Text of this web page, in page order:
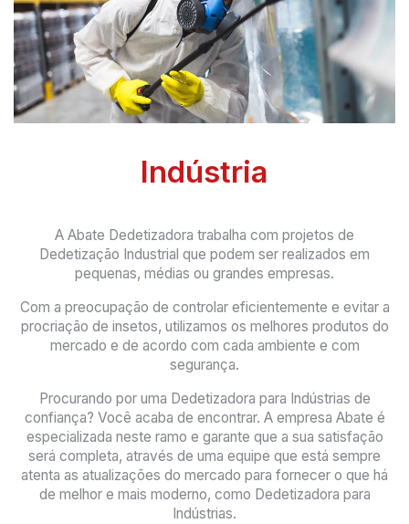
Indústria
A Abate Dedetizadora trabalha com projetos de
Dedetização Industrial que podem ser realizados em
pequenas, médias ou grandes empresas.
Com a preocupação de controlar eficientemente e evitar a
procriação de insetos, utilizamos os melhores produtos do
mercado e de acordo com cada ambiente e com
segurança.
Procurando por uma Dedetizadora para Indústrias de
confiança? Você acaba de encontrar. A empresa Abate é
especializada neste ramo e garante que a sua satisfação
será completa, através de uma equipe que está sempre
atenta as atualizações do mercado para fornecer o que há
de melhor e mais moderno, como Dedetizadora para
Indústrias.